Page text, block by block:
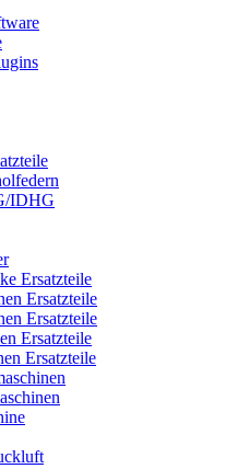
IDHG
Ersatzteile
Ersatzteile
Ersatzteile
Ersatzteile
Ersatzteile